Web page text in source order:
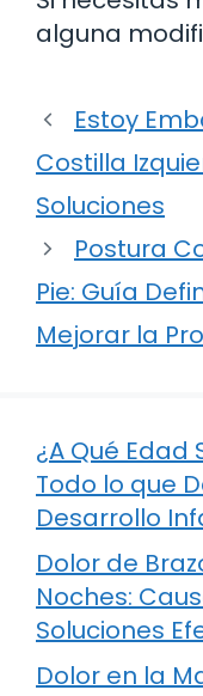
alguna
Estoy
Costilla
Soluciones
Postura
Pie: Guía
Mejorar la
¿A Qué
Todo lo que
Desarrollo
Dolor de
Noches:
Soluciones
Dolor en la